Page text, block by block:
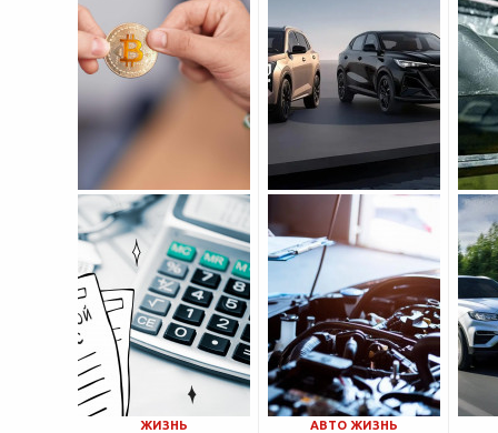
Петербургские
криптообменники,
московские
насчитывает несколько
десятилетий
ЖИЗНЬ АВТО ЖИЗНЬ